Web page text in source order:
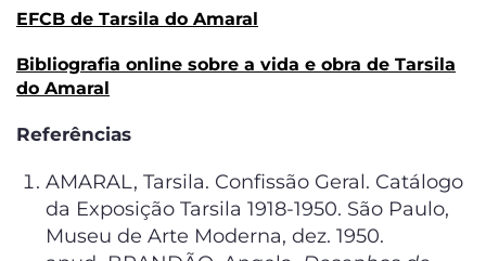
EFCB de Tarsila do Amaral
Bibliografia online sobre a vida e obra de Tarsila
do Amaral
Referências
AMARAL, Tarsila. Confissão Geral. Catálogo
da Exposição Tarsila 1918-1950. São Paulo,
Museu de Arte Moderna, dez. 1950.